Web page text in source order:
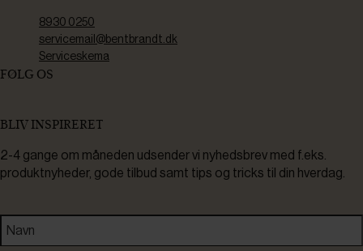
8930 0250
servicemail@bentbrandt.dk
Serviceskema
FØLG OS
BLIV INSPIRERET
2-4 gange om måneden udsender vi nyhedsbrev med f.eks.
produktnyheder, gode tilbud samt tips og tricks til din hverdag.